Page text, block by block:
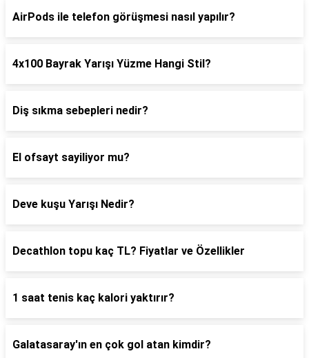
AirPods ile telefon görüşmesi nasıl yapılır?
4x100 Bayrak Yarışı Yüzme Hangi Stil?
Diş sıkma sebepleri nedir?
El ofsayt sayiliyor mu?
Deve kuşu Yarışı Nedir?
Decathlon topu kaç TL? Fiyatlar ve Özellikler
1 saat tenis kaç kalori yaktırır?
Galatasaray'ın en çok gol atan kimdir?